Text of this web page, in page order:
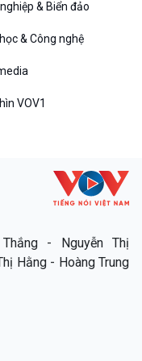
& Biển đảo
& Công nghệ
VOV1
- Nguyễn Thị
Hằng - Hoàng Trung